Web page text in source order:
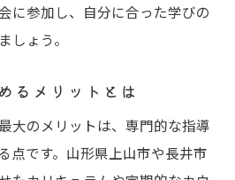
から学ぶ山形県の工夫
学び直しの具体例紹介
に与えるポジティブな影響
に参加し、自分に合った学びの
しょう。
るメリットとは
大のメリットは、専門的な指導
点です。山形県上山市や長井市